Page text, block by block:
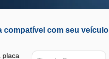
compatível com seu veículo
placa